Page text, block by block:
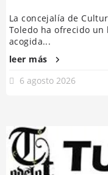
La concejalía de
Toledo ha ofrecido un
acogida...
leer más
6 agosto 2026